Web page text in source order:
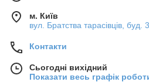
м. Київ
вул. Братства тарасівців, буд.
Контакти
Сьогодні вихідний
Показати весь графік